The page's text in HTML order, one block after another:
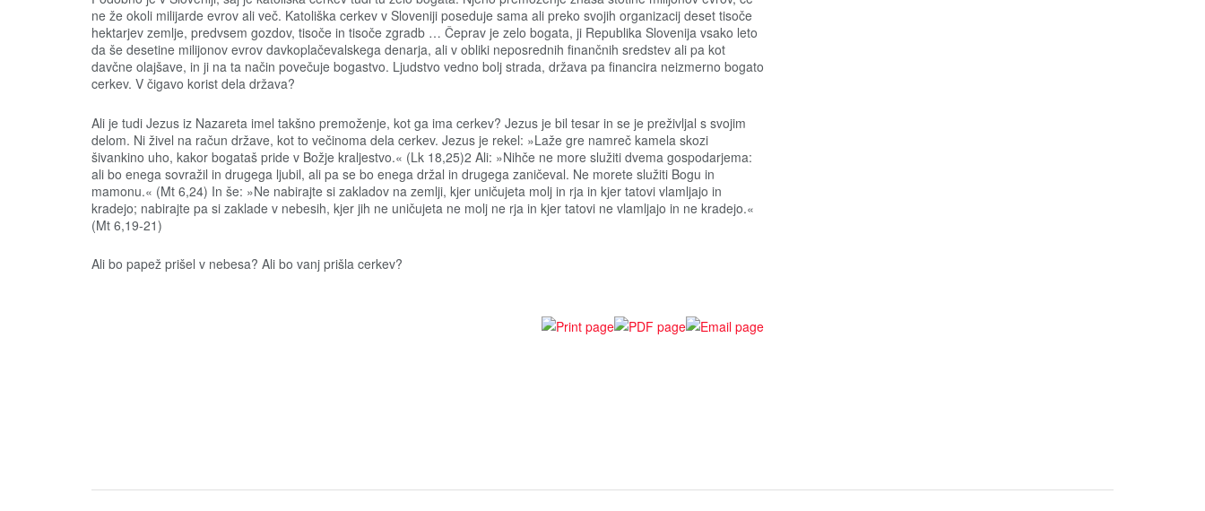
ne že okoli milijarde evrov ali več. Katoliška cerkev v Sloveniji poseduje sama ali preko svojih organizacij deset tisoče
hektarjev zemlje, predvsem gozdov, tisoče in tisoče zgradb … Čeprav je zelo bogata, ji Republika Slovenija vsako leto
da še desetine milijonov evrov davkoplačevalskega denarja, ali v obliki neposrednih finančnih sredstev ali pa kot
davčne olajšave, in ji na ta način povečuje bogastvo. Ljudstvo vedno bolj strada, država pa financira neizmerno bogato
cerkev. V čigavo korist dela država?
Ali je tudi Jezus iz Nazareta imel takšno premoženje, kot ga ima cerkev? Jezus je bil tesar in se je preživljal s svojim
delom. Ni živel na račun države, kot to večinoma dela cerkev. Jezus je rekel: »Laže gre namreč kamela skozi
šivankino uho, kakor bogataš pride v Božje kraljestvo.« (Lk 18,25)2 Ali: »Nihče ne more služiti dvema gospodarjema:
ali bo enega sovražil in drugega ljubil, ali pa se bo enega držal in drugega zaničeval. Ne morete služiti Bogu in
mamonu.« (Mt 6,24) In še: »Ne nabirajte si zakladov na zemlji, kjer uničujeta molj in rja in kjer tatovi vlamljajo in
kradejo; nabirajte pa si zaklade v nebesih, kjer jih ne uničujeta ne molj ne rja in kjer tatovi ne vlamljajo in ne kradejo.«
(Mt 6,19-21)
Ali bo papež prišel v nebesa? Ali bo vanj prišla cerkev?